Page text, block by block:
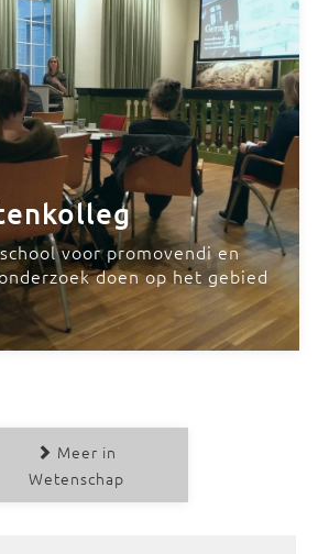
voor promovendi en
doen op het gebied
Meer in
Wetenschap